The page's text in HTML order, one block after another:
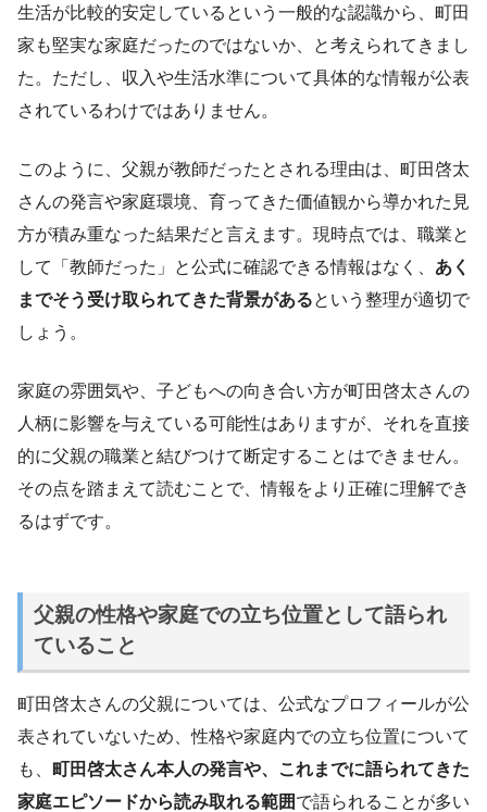
生活が比較的安定しているという一般的な認識から、町田
家も堅実な家庭だったのではないか、と考えられてきまし
た。ただし、収入や生活水準について具体的な情報が公表
されているわけではありません。
このように、父親が教師だったとされる理由は、町田啓太
さんの発言や家庭環境、育ってきた価値観から導かれた見
方が積み重なった結果だと言えます。現時点では、職業と
して「教師だった」と公式に確認できる情報はなく、 あく
までそう受け取られてきた背景があるという整理が適切で
しょう。
家庭の雰囲気や、子どもへの向き合い方が町田啓太さんの
人柄に影響を与えている可能性はありますが、それを直接
的に父親の職業と結びつけて断定することはできません。
その点を踏まえて読むことで、情報をより正確に理解でき
るはずです。
父親の性格や家庭での立ち位置として語られ
ていること
町田啓太さんの父親については、公式なプロフィールが公
表されていないため、性格や家庭内での立ち位置について
も、 町田啓太さん本人の発言や、これまでに語られてきた
家庭エピソードから読み取れる範囲で語られることが多い